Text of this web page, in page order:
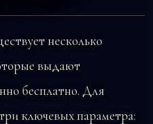
несколько
выдают
бесплатно. Для
ключевых параметра: